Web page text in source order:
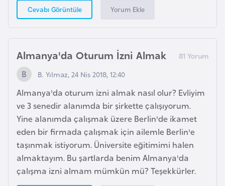
Cevabı Görüntüle Yorum Ekle
Almanya'da Oturum İzni Almak
B. Yılmaz, 24 Nis 2018, 12:40
Almanya'da oturum izni almak nasıl olur? Evliyim
ve 3 senedir alanımda bir şirkette çalışıyorum.
Yine alanımda çalışmak üzere Berlin'de ikamet
eden bir firmada çalışmak için ailemle Berlin'e
taşınmak istiyorum. Üniversite eğitimimi halen
almaktayım. Bu şartlarda benim Almanya'da
çalışma izni almam mümkün mü? Teşekkürler.
e
d
a
ü
n
e
y
K
o